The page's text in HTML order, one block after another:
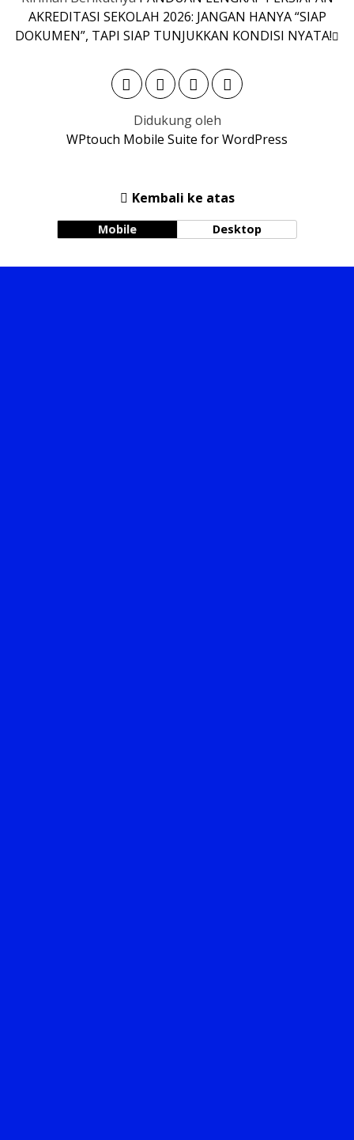
AKREDITASI SEKOLAH 2026: JANGAN HANYA “SIAP
DOKUMEN”, TAPI SIAP TUNJUKKAN KONDISI NYATA!
Didukung oleh
WPtouch Mobile Suite for WordPress
Kembali ke atas
Mobile Desktop